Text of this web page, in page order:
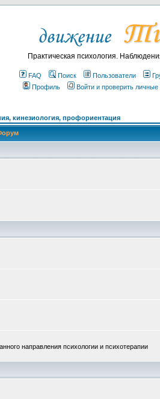
Практическая психология.
FAQ Поиск Пользователи
Профиль
Войти и проверить
кинезиология, профориентация
направления психологии и психотерапии